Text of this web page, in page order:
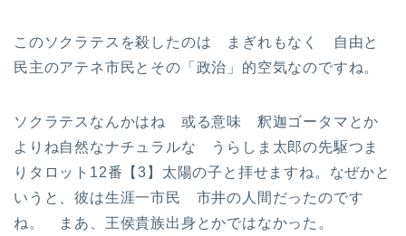
このソクラテスを殺したのは まぎれもなく 自由と
民主のアテネ市民とその「政治」的空気なのですね。
ソクラテスなんかはね 或る意味 釈迦ゴータマとか
よりね自然なナチュラルな うらしま太郎の先駆つま
りタロット12番【3】太陽の子と拝せますね。なぜかと
いうと、彼は生涯一市民 市井の人間だったのです
ね。 まあ、王侯貴族出身とかではなかった。